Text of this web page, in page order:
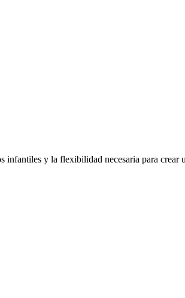
y la flexibilidad necesaria para crear